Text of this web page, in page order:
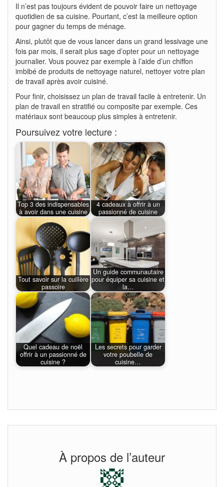
Il n’est pas toujours évident de pouvoir faire un nettoyage
quotidien de sa cuisine. Pourtant, c’est la meilleure option
pour gagner du temps de ménage.
Ainsi, plutôt que de vous lancer dans un grand lessivage une
fois par mois, il serait plus sage d’opter pour un nettoyage
journalier. Vous pouvez par exemple à l’aide d’un chiffon
imbibé de produits de nettoyage naturel, nettoyer votre plan
de travail après avoir cuisiné.
Pour finir, choisissez un plan de travail facile à entretenir. Un
plan de travail en stratifié ou composite par exemple. Ces
matériaux sont beaucoup plus simples à entretenir.
Poursuivez votre lecture :
Top 3 des indispensables
à avoir dans une cuisine
4 cadeaux à offrir à un
passionné de cuisine
Tout savoir sur la cuillère
passoire
Un guide communautaire
pour équiper sa cuisine et
la…
Quel cadeau de noël
offrir à un passionné de
cuisine ?
Les secrets pour garder
votre poubelle de
cuisine…
À propos de l’auteur